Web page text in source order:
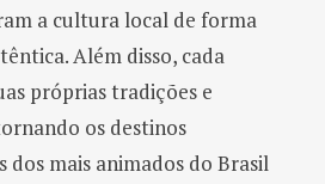
a cultura local de forma
Além disso, cada
próprias tradições e
os destinos
dos mais animados do Brasil